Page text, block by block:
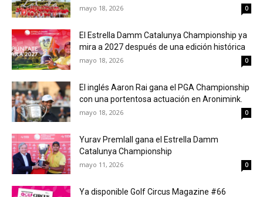
mayo 18, 2026 0
El Estrella Damm Catalunya Championship ya
mira a 2027 después de una edición histórica
mayo 18, 2026 0
El inglés Aaron Rai gana el PGA Championship
con una portentosa actuación en Aronimink.
mayo 18, 2026 0
Yurav Premlall gana el Estrella Damm
Catalunya Championship
mayo 11, 2026 0
Ya disponible Golf Circus Magazine #66